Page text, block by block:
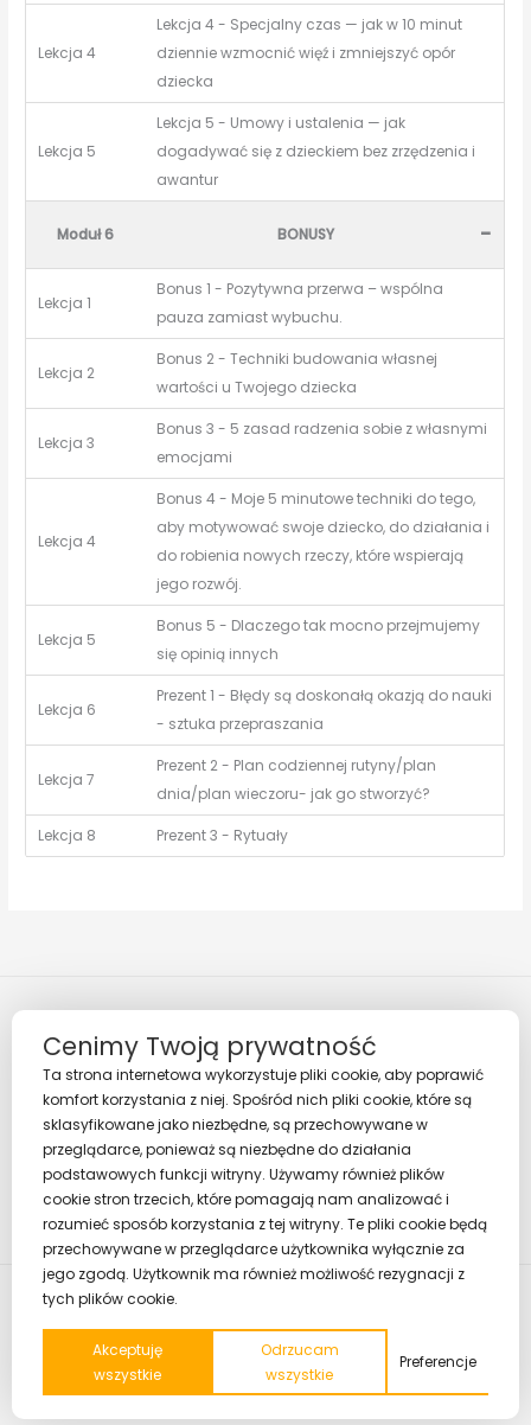
Lekcja 4
Lekcja 4 - Specjalny czas — jak w 10 minut
dziennie wzmocnić więź i zmniejszyć opór
dziecka
Lekcja 5
Lekcja 5 - Umowy i ustalenia — jak
dogadywać się z dzieckiem bez zrzędzenia i
awantur
Moduł 6 BONUSY -
Lekcja 1
Bonus 1 - Pozytywna przerwa – wspólna
pauza zamiast wybuchu.
Lekcja 2
Bonus 2 - Techniki budowania własnej
wartości u Twojego dziecka
Lekcja 3
Bonus 3 - 5 zasad radzenia sobie z własnymi
emocjami
Lekcja 4
Bonus 4 - Moje 5 minutowe techniki do tego,
aby motywować swoje dziecko, do działania i
do robienia nowych rzeczy, które wspierają
jego rozwój.
Lekcja 5
Bonus 5 - Dlaczego tak mocno przejmujemy
się opinią innych
Lekcja 6
Prezent 1 - Błędy są doskonałą okazją do nauki
- sztuka przepraszania
Lekcja 7
Prezent 2 - Plan codziennej rutyny/plan
dnia/plan wieczoru- jak go stworzyć?
Lekcja 8 Prezent 3 - Rytuały
Regulamin
Polityka prywatności
Powered by Klub eMarketera
Cenimy Twoją prywatność
Ta strona internetowa wykorzystuje pliki cookie, aby poprawić
komfort korzystania z niej. Spośród nich pliki cookie, które są
sklasyfikowane jako niezbędne, są przechowywane w
przeglądarce, ponieważ są niezbędne do działania
podstawowych funkcji witryny. Używamy również plików
cookie stron trzecich, które pomagają nam analizować i
rozumieć sposób korzystania z tej witryny. Te pliki cookie będą
przechowywane w przeglądarce użytkownika wyłącznie za
jego zgodą. Użytkownik ma również możliwość rezygnacji z
tych plików cookie.
Akceptuję
wszystkie
Odrzucam
wszystkie
Preferencje